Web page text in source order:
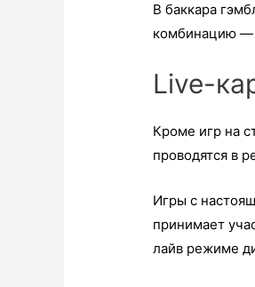
В баккара
комбинацию —
Live-
Кроме игр на
проводятся в
Игры с
принимает
лайв режиме